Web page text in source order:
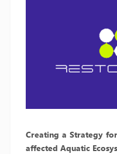
Creating a Strategy
affected Aquatic